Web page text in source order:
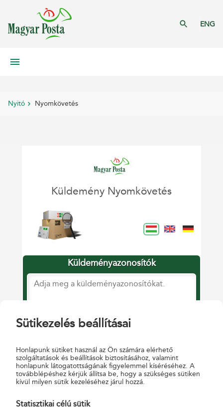
ENG
Nyitó Nyomkövetés
Sütikezelés beállításai
Honlapunk sütiket használ az Ön számára elérhető
szolgáltatások és beállítások biztosításához, valamint
honlapunk látogatottságának figyelemmel kíséréséhez. A
továbblépéshez kérjük állítsa be, hogy a szükséges sütiken
kívül milyen sütik kezeléséhez járul hozzá.
Statisztikai célú sütik